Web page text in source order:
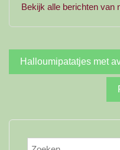
Bekijk alle berichten van
Bericht
navigatie
Halloumipatatjes met
Zoeken